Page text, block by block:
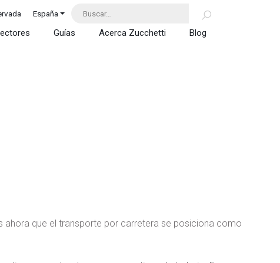
España
Guías Acerca Zucchetti Blog
ahora que el transporte por carretera se posiciona como